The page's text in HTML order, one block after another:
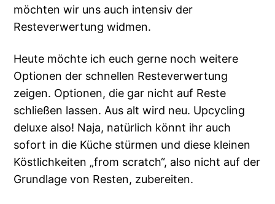
möchten wir uns auch intensiv der
Resteverwertung widmen.
Heute möchte ich euch gerne noch weitere
Optionen der schnellen Resteverwertung
zeigen. Optionen, die gar nicht auf Reste
schließen lassen. Aus alt wird neu. Upcycling
deluxe also! Naja, natürlich könnt ihr auch
sofort in die Küche stürmen und diese kleinen
Köstlichkeiten „from scratch“, also nicht auf der
Grundlage von Resten, zubereiten.